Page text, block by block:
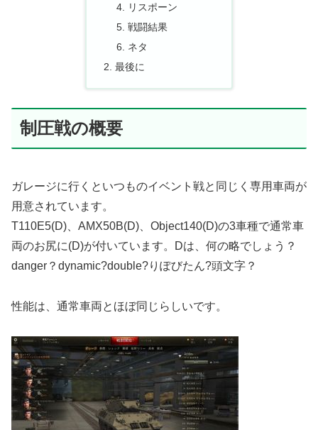
リスポーン
戦闘結果
ネタ
最後に
制圧戦の概要
ガレージに行くといつものイベント戦と同じく専用車両が
用意されています。
T110E5(D)、AMX50B(D)、Object140(D)の3車種で通常車
両のお尻に(D)が付いています。Dは、何の略でしょう？
danger？dynamic?double?りぽびたん?頭文字？
性能は、通常車両とほぼ同じらしいです。